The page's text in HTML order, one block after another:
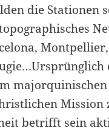
die Stationen
Mission
betrifft sein